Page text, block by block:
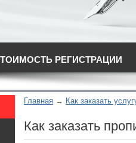
РЕГИСТРАЦИИ
Главная Как заказать
Как заказать